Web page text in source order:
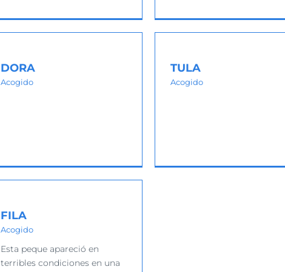
DORA
Acogido
TULA
TULA
Acogido
LITA
FILA
Acogido
Esta peque apareció en
terribles condiciones en una